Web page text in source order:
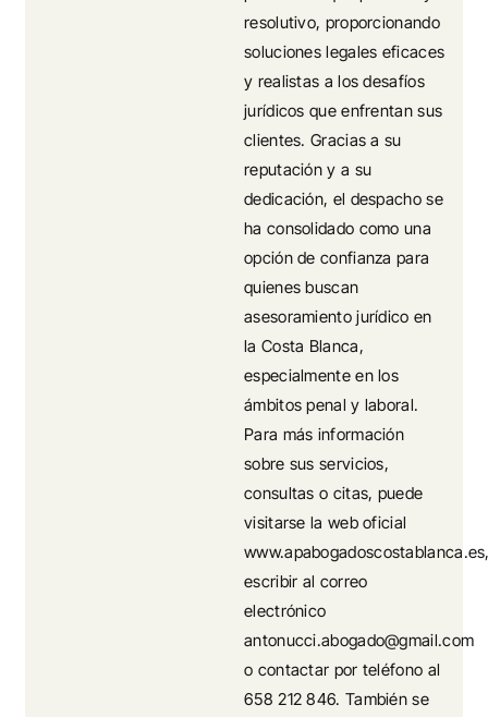
resolutivo, proporcionando
soluciones legales eficaces
y realistas a los desafíos
jurídicos que enfrentan sus
clientes. Gracias a su
reputación y a su
dedicación, el despacho se
ha consolidado como una
opción de confianza para
quienes buscan
asesoramiento jurídico en
la Costa Blanca,
especialmente en los
ámbitos penal y laboral.
Para más información
sobre sus servicios,
consultas o citas, puede
visitarse la web oficial
escribir al correo
electrónico
antonucci.abogado@gmail.com
o contactar por teléfono al
658 212 846. También se